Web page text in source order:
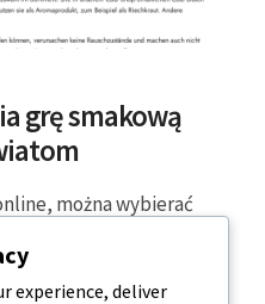
grę smakową
można wybierać
nich…
experience, deliver